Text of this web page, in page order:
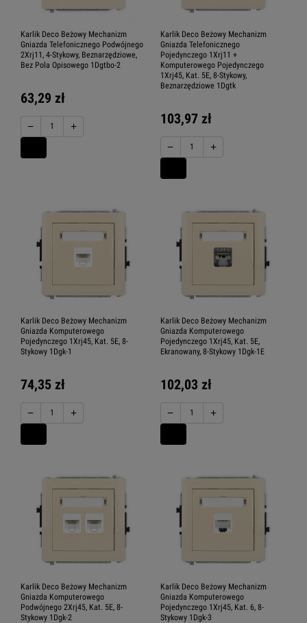
Karlik Deco Beżowy Mechanizm
Gniazda Telefonicznego Podwójnego
2Xrj11, 4-Stykowy, Beznarzędziowe,
Bez Pola Opisowego 1Dgtbo-2
63,29 zł
− +
Karlik Deco Beżowy Mechanizm
Gniazda Telefonicznego
Pojedynczego 1Xrj11 +
Komputerowego Pojedynczego
1Xrj45, Kat. 5E, 8-Stykowy,
Beznarzędziowe 1Dgtk
103,97 zł
− +
Karlik Deco Beżowy Mechanizm
Gniazda Komputerowego
Pojedynczego 1Xrj45, Kat. 5E, 8-
Stykowy 1Dgk-1
74,35 zł
− +
Karlik Deco Beżowy Mechanizm
Gniazda Komputerowego
Pojedynczego 1Xrj45, Kat. 5E,
Ekranowany, 8-Stykowy 1Dgk-1E
102,03 zł
− +
Karlik Deco Beżowy Mechanizm
Gniazda Komputerowego
Podwójnego 2Xrj45, Kat. 5E, 8-
Stykowy 1Dgk-2
Karlik Deco Beżowy Mechanizm
Gniazda Komputerowego
Pojedynczego 1Xrj45, Kat. 6, 8-
Stykowy 1Dgk-3